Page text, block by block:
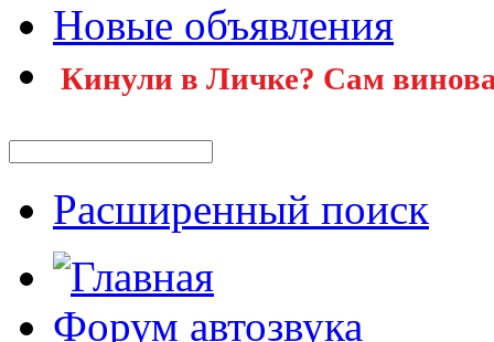
Новые объявления
Кинули в Личке? Сам
Расширенный поиск
Форум автозвука